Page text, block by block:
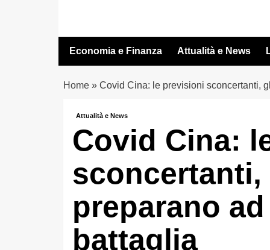
contenuto
Economia e Finanza Attualità e News
Home» Covid Cina: le previsioni sconcertanti,
Attualità e News
Covid Cina:
preparano
battaglia